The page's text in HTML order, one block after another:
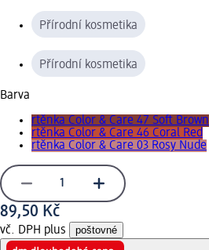
Přírodní kosmetika
Přírodní kosmetika
Barva
rtěnka Color & Care 47 Soft Brown
rtěnka Color & Care 46 Coral Red
rtěnka Color & Care 03 Rosy Nude
89,50 Kč
vč. DPH plus poštovné